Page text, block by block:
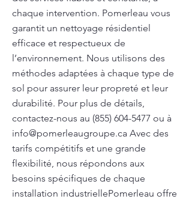
chaque intervention. Pomerleau vous
garantit un nettoyage résidentiel
efficace et respectueux de
l’environnement. Nous utilisons des
méthodes adaptées à chaque type de
sol pour assurer leur propreté et leur
durabilité. Pour plus de détails,
contactez-nous au (855) 604-5477 ou à
info@pomerleaugroupe.ca Avec des
tarifs compétitifs et une grande
flexibilité, nous répondons aux
besoins spécifiques de chaque
installation industriellePomerleau offre